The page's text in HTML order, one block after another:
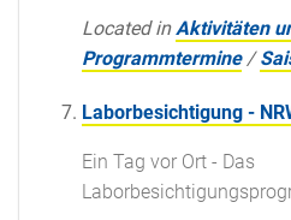
Located in Aktivitäten
Programmtermine /
Laborbesichtigung -
Ein Tag vor Ort - Das